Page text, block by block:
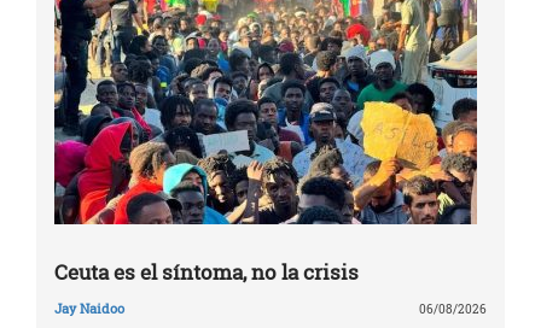
Ceuta es el síntoma, no la crisis
Jay Naidoo 06/08/2026